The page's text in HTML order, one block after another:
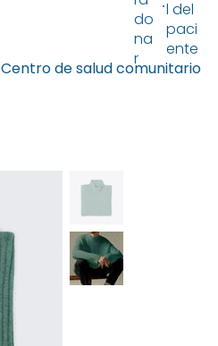
Centro de salud comunitario
do
na
r
l del
paci
ente